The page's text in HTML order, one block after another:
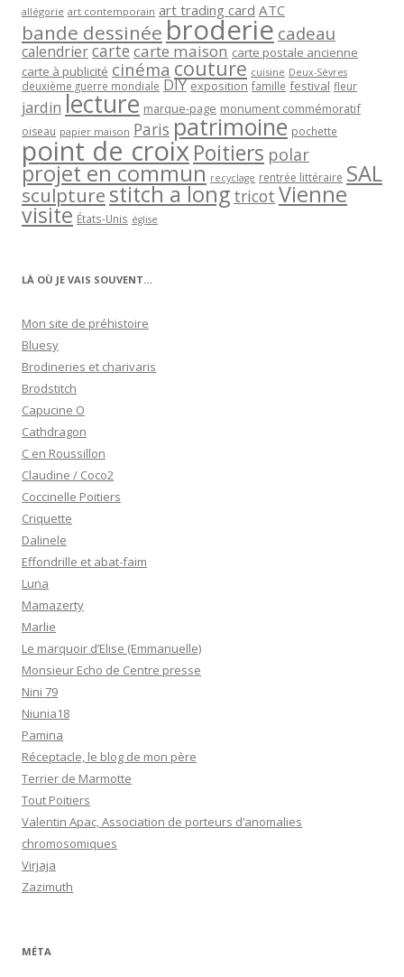
allégorie art contemporain art trading card ATC
bande dessinée broderie cadeau
calendriercarte carte maison carte postale ancienne
carte à publicité cinéma couture cuisine Deux-Sèvres
deuxième guerre mondiale DIY exposition famille festival fleur
jardin lecture marque-page monument commémoratif
oiseau papier maison Paris patrimoine pochette
point de croixPoitiers polar
projet en commun recyclage rentrée littéraire SAL
sculpturestitch a long tricot Vienne
visite États-Unis église
LÀ OÙ JE VAIS SOUVENT…
Mon site de préhistoire
Bluesy
Brodineries et charivaris
Brodstitch
Capucine O
Cathdragon
C en Roussillon
Claudine / Coco2
Coccinelle Poitiers
Criquette
Dalinele
Effondrille et abat-faim
Luna
Mamazerty
Marlie
Le marquoir d’Elise (Emmanuelle)
Monsieur Echo de Centre presse
Nini 79
Niunia18
Pamina
Réceptacle, le blog de mon père
Terrier de Marmotte
Tout Poitiers
Valentin Apac, Association de porteurs d’anomalies
chromosomiques
Virjaja
Zazimuth
MÉTA